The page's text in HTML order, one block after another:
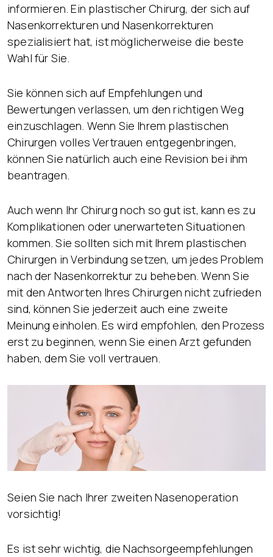
informieren. Ein plastischer Chirurg, der sich auf
Nasenkorrekturen und Nasenkorrekturen
spezialisiert hat, ist möglicherweise die beste
Wahl für Sie.
Sie können sich auf Empfehlungen und
Bewertungen verlassen, um den richtigen Weg
einzuschlagen. Wenn Sie Ihrem plastischen
Chirurgen volles Vertrauen entgegenbringen,
können Sie natürlich auch eine Revision bei ihm
beantragen.
Auch wenn Ihr Chirurg noch so gut ist, kann es zu
Komplikationen oder unerwarteten Situationen
kommen. Sie sollten sich mit Ihrem plastischen
Chirurgen in Verbindung setzen, um jedes Problem
nach der Nasenkorrektur zu beheben. Wenn Sie
mit den Antworten Ihres Chirurgen nicht zufrieden
sind, können Sie jederzeit auch eine zweite
Meinung einholen. Es wird empfohlen, den Prozess
erst zu beginnen, wenn Sie einen Arzt gefunden
haben, dem Sie voll vertrauen.
Seien Sie nach Ihrer zweiten Nasenoperation
vorsichtig!
Es ist sehr wichtig, die Nachsorgeempfehlungen